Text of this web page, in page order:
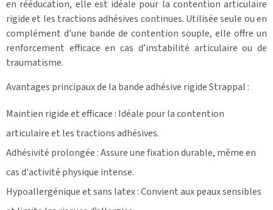
en rééducation, elle est idéale pour la contention articulaire
rigide et les tractions adhésives continues. Utilisée seule ou en
complément d’une bande de contention souple, elle offre un
renforcement efficace en cas d’instabilité articulaire ou de
traumatisme.
Avantages principaux de la bande adhésive rigide Strappal :
Maintien rigide et efficace : Idéale pour la contention
articulaire et les tractions adhésives.
Adhésivité prolongée : Assure une fixation durable, même en
cas d'activité physique intense.
Hypoallergénique et sans latex : Convient aux peaux sensibles